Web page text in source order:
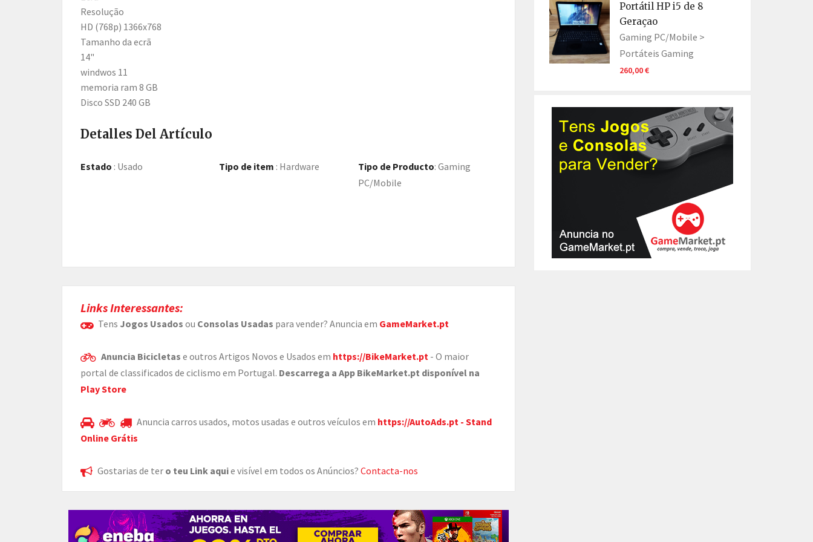
Resolução
HD (768p) 1366x768
Tamanho da ecrã
14"
windwos 11
memoria ram 8 GB
Disco SSD 240 GB
Detalles Del Artículo
Estado : Usado Tipo de item : Hardware Tipo de Producto: Gaming
PC/Mobile
Links Interessantes:
Tens Jogos Usados ou Consolas Usadas para vender? Anuncia em GameMarket.pt
Anuncia Bicicletas e outros Artigos Novos e Usados em https://BikeMarket.pt - O maior
portal de classificados de ciclismo em Portugal. Descarrega a App BikeMarket.pt disponível na
Play Store
Anuncia carros usados, motos usadas e outros veículos em https://AutoAds.pt - Stand
Online Grátis
Gostarias de ter o teu Link aquie visível em todos os Anúncios? Contacta-nos
Portátil HP i5 de 8
Geraçao
Gaming PC/Mobile >
Portáteis Gaming
260,00 €